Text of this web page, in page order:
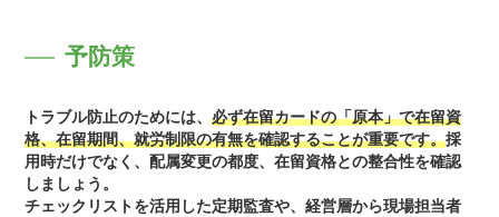
予防策
トラブル防止のためには、必ず在留カードの「原本」で在留資
格、在留期間、就労制限の有無を確認することが重要です。採
用時だけでなく、配属変更の都度、在留資格との整合性を確認
しましょう。
チェックリストを活用した定期監査や、経営層から現場担当者